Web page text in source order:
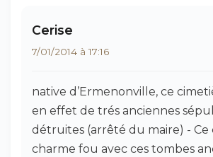
Cerise
7/01/2014 à 17:16
native d’Ermenonville, ce
en effet de trés anciennes
détruites (arrêté du maire) - Ce
charme fou avec ces tombes